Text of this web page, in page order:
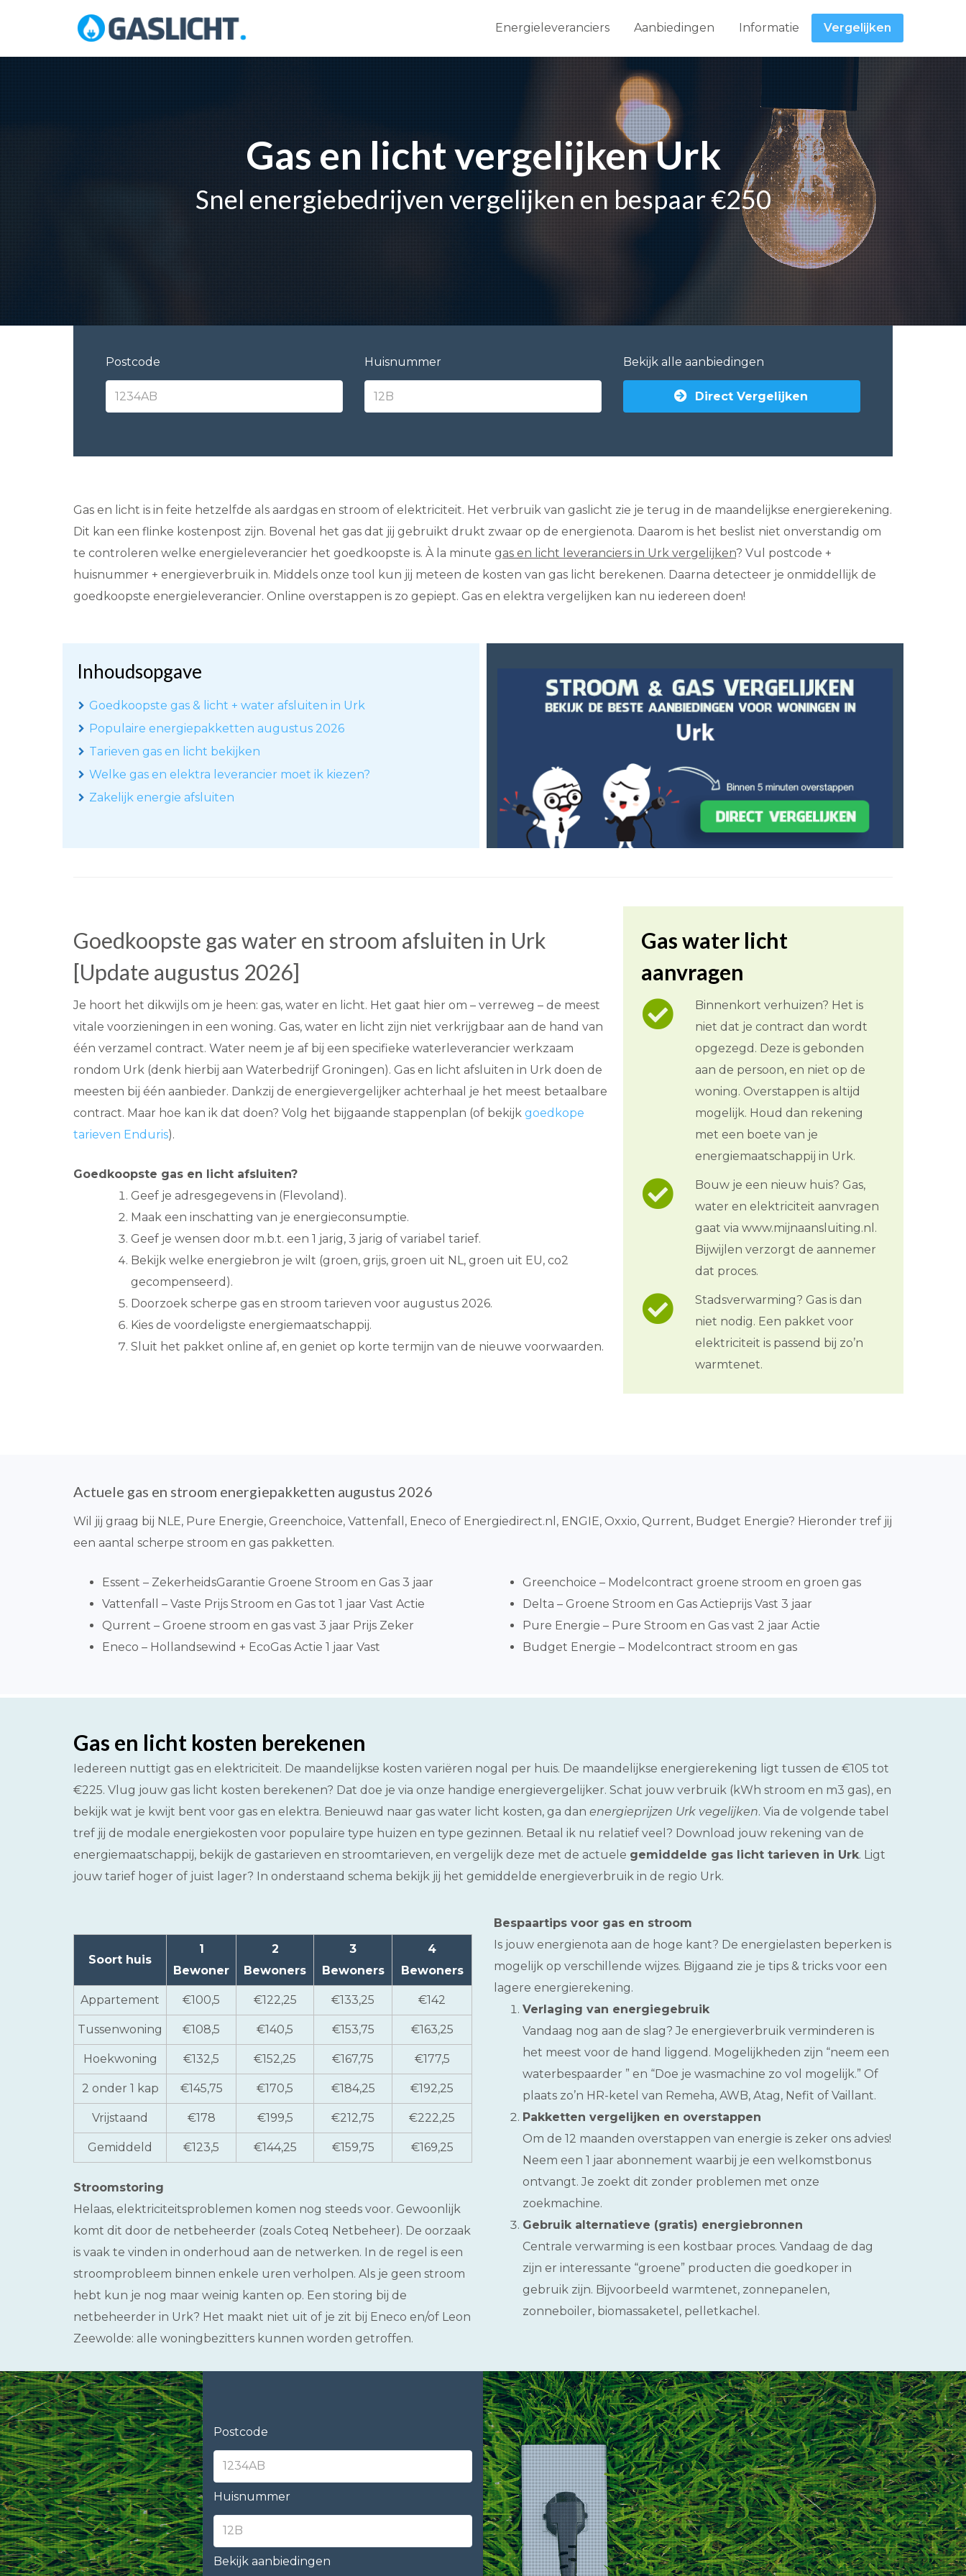
Energieleveranciers Aanbiedingen Informatie Vergelijken
Skip
to
content
Gas en licht vergelijken Urk
Snel energiebedrijven vergelijken en bespaar €250
Postcode Huisnummer Bekijk alle aanbiedingen
Direct Vergelijken
Gas en licht is in feite hetzelfde als aardgas en stroom of elektriciteit. Het verbruik van gaslicht zie je terug in de maandelijkse energierekening.
Dit kan een flinke kostenpost zijn. Bovenal het gas dat jij gebruikt drukt zwaar op de energienota. Daarom is het beslist niet onverstandig om
te controleren welke energieleverancier het goedkoopste is. À la minute gas en licht leveranciers in Urk vergelijken? Vul postcode +
huisnummer + energieverbruik in. Middels onze tool kun jij meteen de kosten van gas licht berekenen. Daarna detecteer je onmiddellijk de
goedkoopste energieleverancier. Online overstappen is zo gepiept. Gas en elektra vergelijken kan nu iedereen doen!
Inhoudsopgave
Goedkoopste gas & licht + water afsluiten in Urk
Populaire energiepakketten augustus 2026
Tarieven gas en licht bekijken
Welke gas en elektra leverancier moet ik kiezen?
Zakelijk energie afsluiten
Goedkoopste gas water en stroom afsluiten in Urk
[Update augustus 2026]
Je hoort het dikwijls om je heen: gas, water en licht. Het gaat hier om – verreweg – de meest
vitale voorzieningen in een woning. Gas, water en licht zijn niet verkrijgbaar aan de hand van
één verzamel contract. Water neem je af bij een specifieke waterleverancier werkzaam
rondom Urk (denk hierbij aan Waterbedrijf Groningen). Gas en licht afsluiten in Urk doen de
meesten bij één aanbieder. Dankzij de energievergelijker achterhaal je het meest betaalbare
contract. Maar hoe kan ik dat doen? Volg het bijgaande stappenplan (of bekijk goedkope
tarieven Enduris).
Goedkoopste gas en licht afsluiten?
Geef je adresgegevens in (Flevoland).
Maak een inschatting van je energieconsumptie.
Geef je wensen door m.b.t. een 1 jarig, 3 jarig of variabel tarief.
Bekijk welke energiebron je wilt (groen, grijs, groen uit NL, groen uit EU, co2
gecompenseerd).
Doorzoek scherpe gas en stroom tarieven voor augustus 2026.
Kies de voordeligste energiemaatschappij.
Sluit het pakket online af, en geniet op korte termijn van de nieuwe voorwaarden.
Gas water licht
aanvragen
Binnenkort verhuizen? Het is
niet dat je contract dan wordt
opgezegd. Deze is gebonden
aan de persoon, en niet op de
woning. Overstappen is altijd
mogelijk. Houd dan rekening
met een boete van je
energiemaatschappij in Urk.
Bouw je een nieuw huis? Gas,
water en elektriciteit aanvragen
gaat via www.mijnaansluiting.nl.
Bijwijlen verzorgt de aannemer
dat proces.
Stadsverwarming? Gas is dan
niet nodig. Een pakket voor
elektriciteit is passend bij zo’n
warmtenet.
Actuele gas en stroom energiepakketten augustus 2026
Wil jij graag bij NLE, Pure Energie, Greenchoice, Vattenfall, Eneco of Energiedirect.nl, ENGIE, Oxxio, Qurrent, Budget Energie? Hieronder tref jij
een aantal scherpe stroom en gas pakketten.
Essent – ZekerheidsGarantie Groene Stroom en Gas 3 jaar
Vattenfall – Vaste Prijs Stroom en Gas tot 1 jaar Vast Actie
Qurrent – Groene stroom en gas vast 3 jaar Prijs Zeker
Eneco – Hollandsewind + EcoGas Actie 1 jaar Vast
Greenchoice – Modelcontract groene stroom en groen gas
Delta – Groene Stroom en Gas Actieprijs Vast 3 jaar
Pure Energie – Pure Stroom en Gas vast 2 jaar Actie
Budget Energie – Modelcontract stroom en gas
Gas en licht kosten berekenen
Iedereen nuttigt gas en elektriciteit. De maandelijkse kosten variëren nogal per huis. De maandelijkse energierekening ligt tussen de €105 tot
€225. Vlug jouw gas licht kosten berekenen? Dat doe je via onze handige energievergelijker. Schat jouw verbruik (kWh stroom en m3 gas), en
bekijk wat je kwijt bent voor gas en elektra. Benieuwd naar gas water licht kosten, ga dan energieprijzen Urk vegelijken. Via de volgende tabel
tref jij de modale energiekosten voor populaire type huizen en type gezinnen. Betaal ik nu relatief veel? Download jouw rekening van de
energiemaatschappij, bekijk de gastarieven en stroomtarieven, en vergelijk deze met de actuele gemiddelde gas licht tarieven in Urk. Ligt
jouw tarief hoger of juist lager? In onderstaand schema bekijk jij het gemiddelde energieverbruik in de regio Urk.
Soort huis
1
Bewoner
2
Bewoners
3
Bewoners
4
Bewoners
Appartement €100,5 €122,25 €133,25 €142
Tussenwoning €108,5 €140,5 €153,75 €163,25
Hoekwoning €132,5 €152,25 €167,75 €177,5
2 onder 1 kap €145,75 €170,5 €184,25 €192,25
Vrijstaand €178 €199,5 €212,75 €222,25
Gemiddeld €123,5 €144,25 €159,75 €169,25
Stroomstoring
Helaas, elektriciteitsproblemen komen nog steeds voor. Gewoonlijk
komt dit door de netbeheerder (zoals Coteq Netbeheer). De oorzaak
is vaak te vinden in onderhoud aan de netwerken. In de regel is een
stroomprobleem binnen enkele uren verholpen. Als je geen stroom
hebt kun je nog maar weinig kanten op. Een storing bij de
netbeheerder in Urk? Het maakt niet uit of je zit bij Eneco en/of Leon
Zeewolde: alle woningbezitters kunnen worden getroffen.
Bespaartips voor gas en stroom
Is jouw energienota aan de hoge kant? De energielasten beperken is
mogelijk op verschillende wijzes. Bijgaand zie je tips & tricks voor een
lagere energierekening.
Verlaging van energiegebruik
Vandaag nog aan de slag? Je energieverbruik verminderen is
het meest voor de hand liggend. Mogelijkheden zijn “neem een
waterbespaarder ” en “Doe je wasmachine zo vol mogelijk.” Of
plaats zo’n HR-ketel van Remeha, AWB, Atag, Nefit of Vaillant.
Pakketten vergelijken en overstappen
Om de 12 maanden overstappen van energie is zeker ons advies!
Neem een 1 jaar abonnement waarbij je een welkomstbonus
ontvangt. Je zoekt dit zonder problemen met onze
zoekmachine.
Gebruik alternatieve (gratis) energiebronnen
Centrale verwarming is een kostbaar proces. Vandaag de dag
zijn er interessante “groene” producten die goedkoper in
gebruik zijn. Bijvoorbeeld warmtenet, zonnepanelen,
zonneboiler, biomassaketel, pelletkachel.
Postcode
Huisnummer
Bekijk aanbiedingen